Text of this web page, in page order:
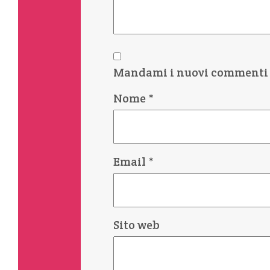
Mandami i nuovi
Nome *
Email *
Sito web